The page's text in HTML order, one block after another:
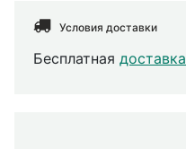
Условия доставки
Бесплатная доставка